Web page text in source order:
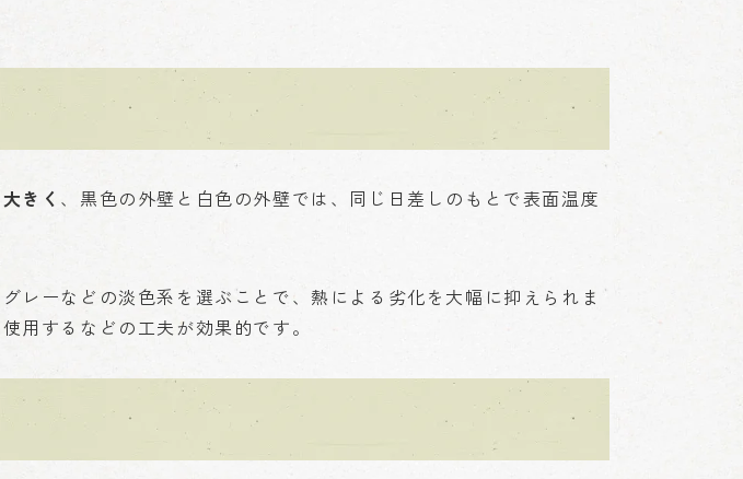
きく 、黒色の外壁と白色の外壁では、同じ日差しのもとで表面温度
レーなどの淡色系を選ぶことで、熱による劣化を大幅に抑えられま
用するなどの工夫が効果的です。